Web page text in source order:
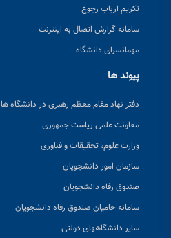
تکریم ارباب رجوع
سامانه گزارش اتصال به اینترنت
مهمانسرای دانشگاه
پیوند ها
دفتر نهاد مقام معظم رهبری در دانشگاه ها
معاونت علمی ریاست جمهوری
وزارت علوم، تحقیقات و فناوری
سازمان امور دانشجویان
صندوق رفاه دانشجویان
سامانه حامیان صندوق رفاه دانشجویان
سایر دانشگاههای دولتی